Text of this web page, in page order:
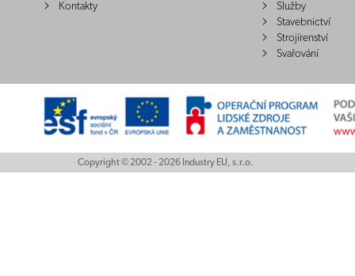
Kontakty
Služby
Stavebnictví
Strojírenství
Svařování
Copyright © 2002 - 2026 Industry EU, s.r.o.